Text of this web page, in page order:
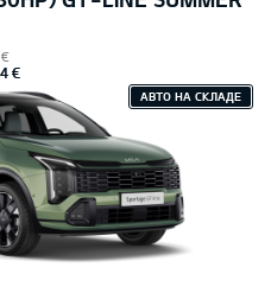
€
АВТО НА СКЛАДЕ